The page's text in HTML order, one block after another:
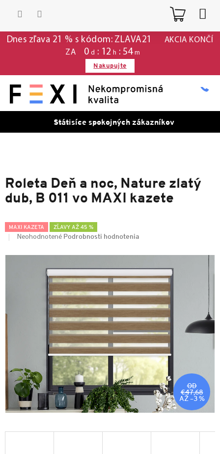
Dnes zľava 21 % s kódom: ZLAVA21
AKCIA KONČÍ
ZA
0 d 12 h 54 m
Nakupujte
Státisíce spokojných zákazníkov
Roleta Deň a noc, Nature zlatý
dub, B 011 vo MAXI kazete
MAXI KAZETA ZĽAVY AŽ 45 %
Neohodnotené Podrobnosti hodnotenia
OD
€47,68
AŽ –3 %